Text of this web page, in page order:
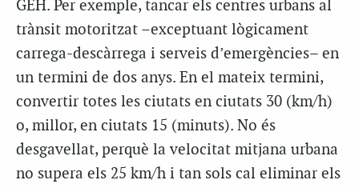
GEH. Per exemple, tancar els centres urbans al
trànsit motoritzat –exceptuant lògicament
carrega-descàrrega i serveis d’emergències– en
un termini de dos anys. En el mateix termini,
convertir totes les ciutats en ciutats 30 (km/h)
o, millor, en ciutats 15 (minuts). No és
desgavellat, perquè la velocitat mitjana urbana
no supera els 25 km/h i tan sols cal eliminar els